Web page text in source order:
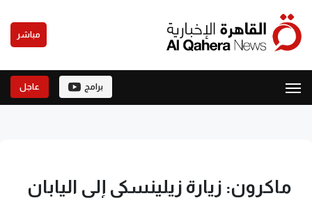
مباشر
برامج عاجل
ماكرون: زيارة زيلينسكي إلى اليابان